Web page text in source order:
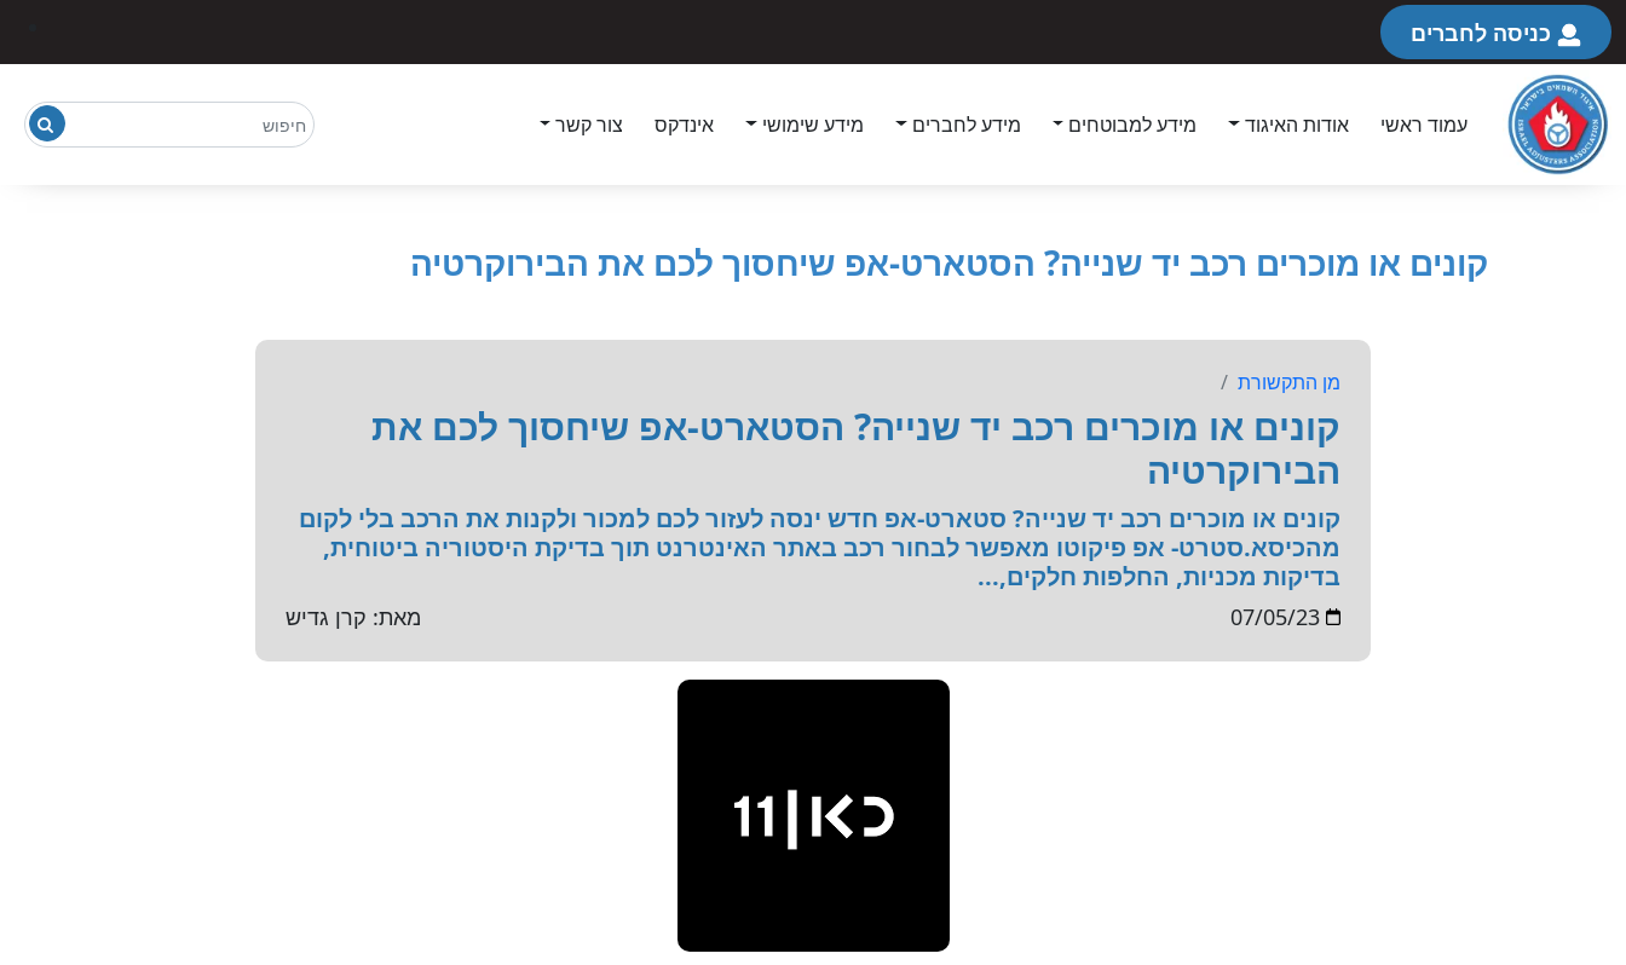
כניסה לחברים
עמוד ראשי אודות האיגוד מידע למבוטחים מידע לחברים מידע שימושי אינדקס צור קשר
קונים או מוכרים רכב יד שנייה? הסטארט-אפ שיחסוך לכם את הבירוקרטיה
מן התקשורת
קונים או מוכרים רכב יד שנייה? הסטארט-אפ שיחסוך לכם את
הבירוקרטיה
קונים או מוכרים רכב יד שנייה? סטארט-אפ חדש ינסה לעזור לכם למכור ולקנות את הרכב בלי לקום
מהכיסא.סטרט- אפ פיקוטו מאפשר לבחור רכב באתר האינטרנט תוך בדיקת היסטוריה ביטוחית,
בדיקות מכניות, החלפות חלקים,...
07/05/23 מאת: קרן גדיש